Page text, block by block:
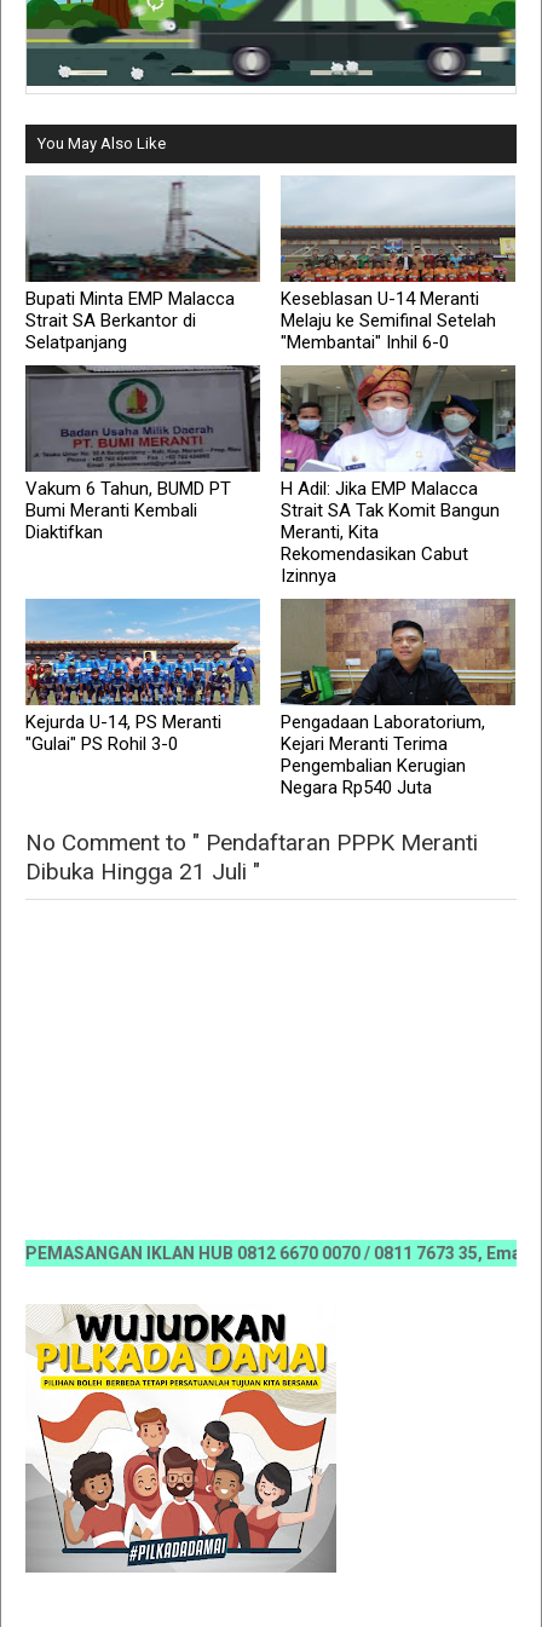
You May Also Like
Bupati Minta EMP Malacca
Strait SA Berkantor di
Selatpanjang
Keseblasan U-14 Meranti
Melaju ke Semifinal Setelah
"Membantai" Inhil 6-0
Vakum 6 Tahun, BUMD PT
Bumi Meranti Kembali
Diaktifkan
H Adil: Jika EMP Malacca
Strait SA Tak Komit Bangun
Meranti, Kita
Rekomendasikan Cabut
Izinnya
Kejurda U-14, PS Meranti
"Gulai" PS Rohil 3-0
Pengadaan Laboratorium,
Kejari Meranti Terima
Pengembalian Kerugian
Negara Rp540 Juta
No Comment to " Pendaftaran PPPK Meranti
Dibuka Hingga 21 Juli "
IKLAN HUB 0812 6670 0070 / 0811 7673 35,